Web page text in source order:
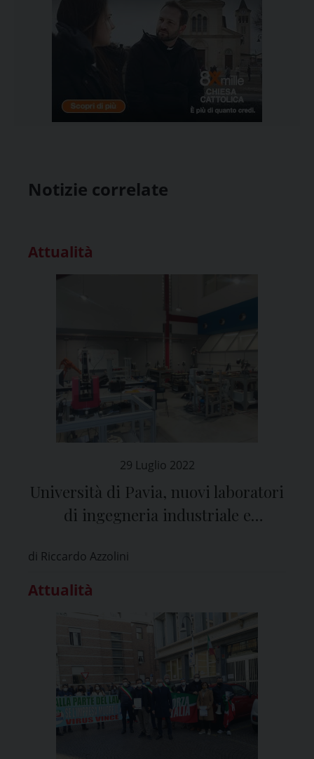
Notizie correlate
Attualità
29 Luglio 2022
Università di Pavia, nuovi laboratori
di ingegneria industriale e
di Riccardo Azzolini
Attualità